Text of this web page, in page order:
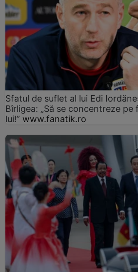
Sfatul de suflet al lui Edi
Bîrligea: „Să se concentreze
lui!” www.fanatik.ro